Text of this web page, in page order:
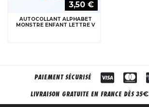
3,50 €
AUTOCOLLANT ALPHABET
MONSTRE ENFANT LETTRE V
PAIEMENT SÉCURISÉ
LIVRAISON GRATUITE EN FRANCE DÈS 35€